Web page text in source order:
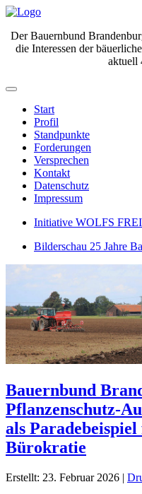
Der Bauernbund
die Interessen der
aktuell
Start
Profil
Standpunkte
Forderungen
Versprechen
Kontakt
Datenschutz
Impressum
Initiative WOLFS
Bilderschau 25 Jahre
Bauernbund
Pflanzenschutz-
als
Bürokratie
Erstellt: 23. Februar 2026 |